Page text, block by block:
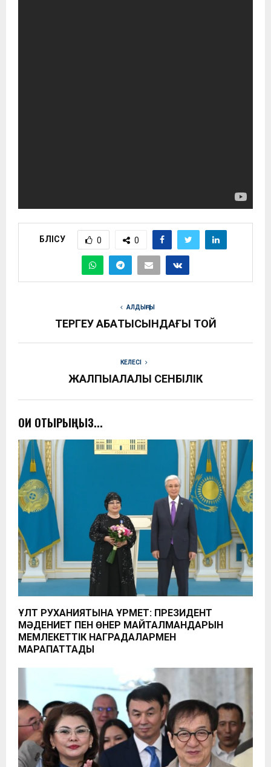
БӨЛІСУ 0 0
АЛДЫҢҒЫ
ТЕРГЕУ АБАҚТЫСЫНДАҒЫ ТОЙ
КЕЛЕСІ
ЖАЛПЫҚАЛАЛЫҚ СЕНБІЛІК
ОҚИ ОТЫРЫҢЫЗ...
ҰЛТ РУХАНИЯТЫНА ҚҰРМЕТ: ПРЕЗИДЕНТ
МӘДЕНИЕТ ПЕН ӨНЕР МАЙТАЛМАНДАРЫН
МЕМЛЕКЕТТІК НАГРАДАЛАРМЕН
МАРАПАТТАДЫ